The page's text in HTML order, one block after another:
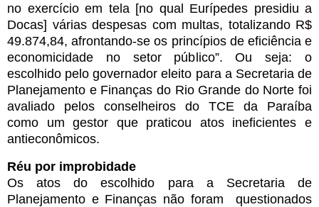
no exercício em tela [no qual Eurípedes presidiu a
Docas] várias despesas com multas, totalizando R$
49.874,84, afrontando-se os princípios de eficiência e
economicidade no setor público”. Ou seja: o
escolhido pelo governador eleito para a Secretaria de
Planejamento e Finanças do Rio Grande do Norte foi
avaliado pelos conselheiros do TCE da Paraíba
como um gestor que praticou atos ineficientes e
antieconômicos.
Réu por improbidade
Os atos do escolhido para a Secretaria de
Planejamento e Finanças não foram questionados